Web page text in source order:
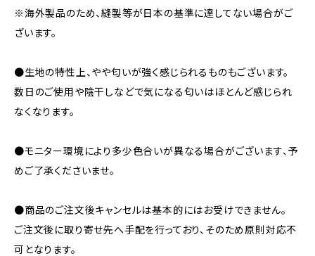
※海外製品のため、縫製等が日本の基準に達してない場合がご
ざいます。
●生地の特性上、やや匂いが強く感じられるものもございます。
数日のご使用や陰干しなどで気になる匂いはほとんど感じられ
なくなります。
●モニター環境により多少色合いが異なる場合がございます、予
めご了承くださいませ。
●商品のご注文後キャンセルは基本的にはお受けできません。
ご注文後に取り寄せ先へ手配を行っており、そのため原則対応不
可となります。